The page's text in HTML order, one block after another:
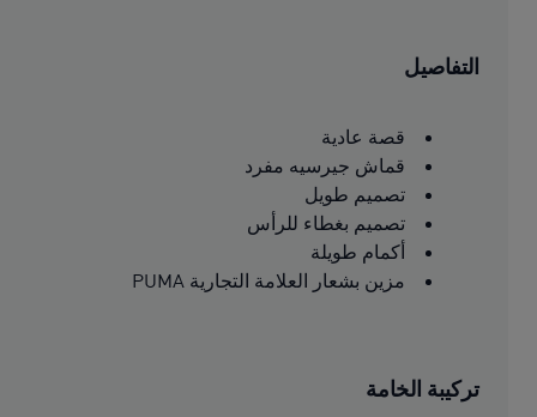
التفاصيل
قصة عادية
قماش جيرسيه مفرد
تصميم طويل
تصميم بغطاء للرأس
أكمام طويلة
مزين بشعار العلامة التجارية PUMA
تركيبة الخامة